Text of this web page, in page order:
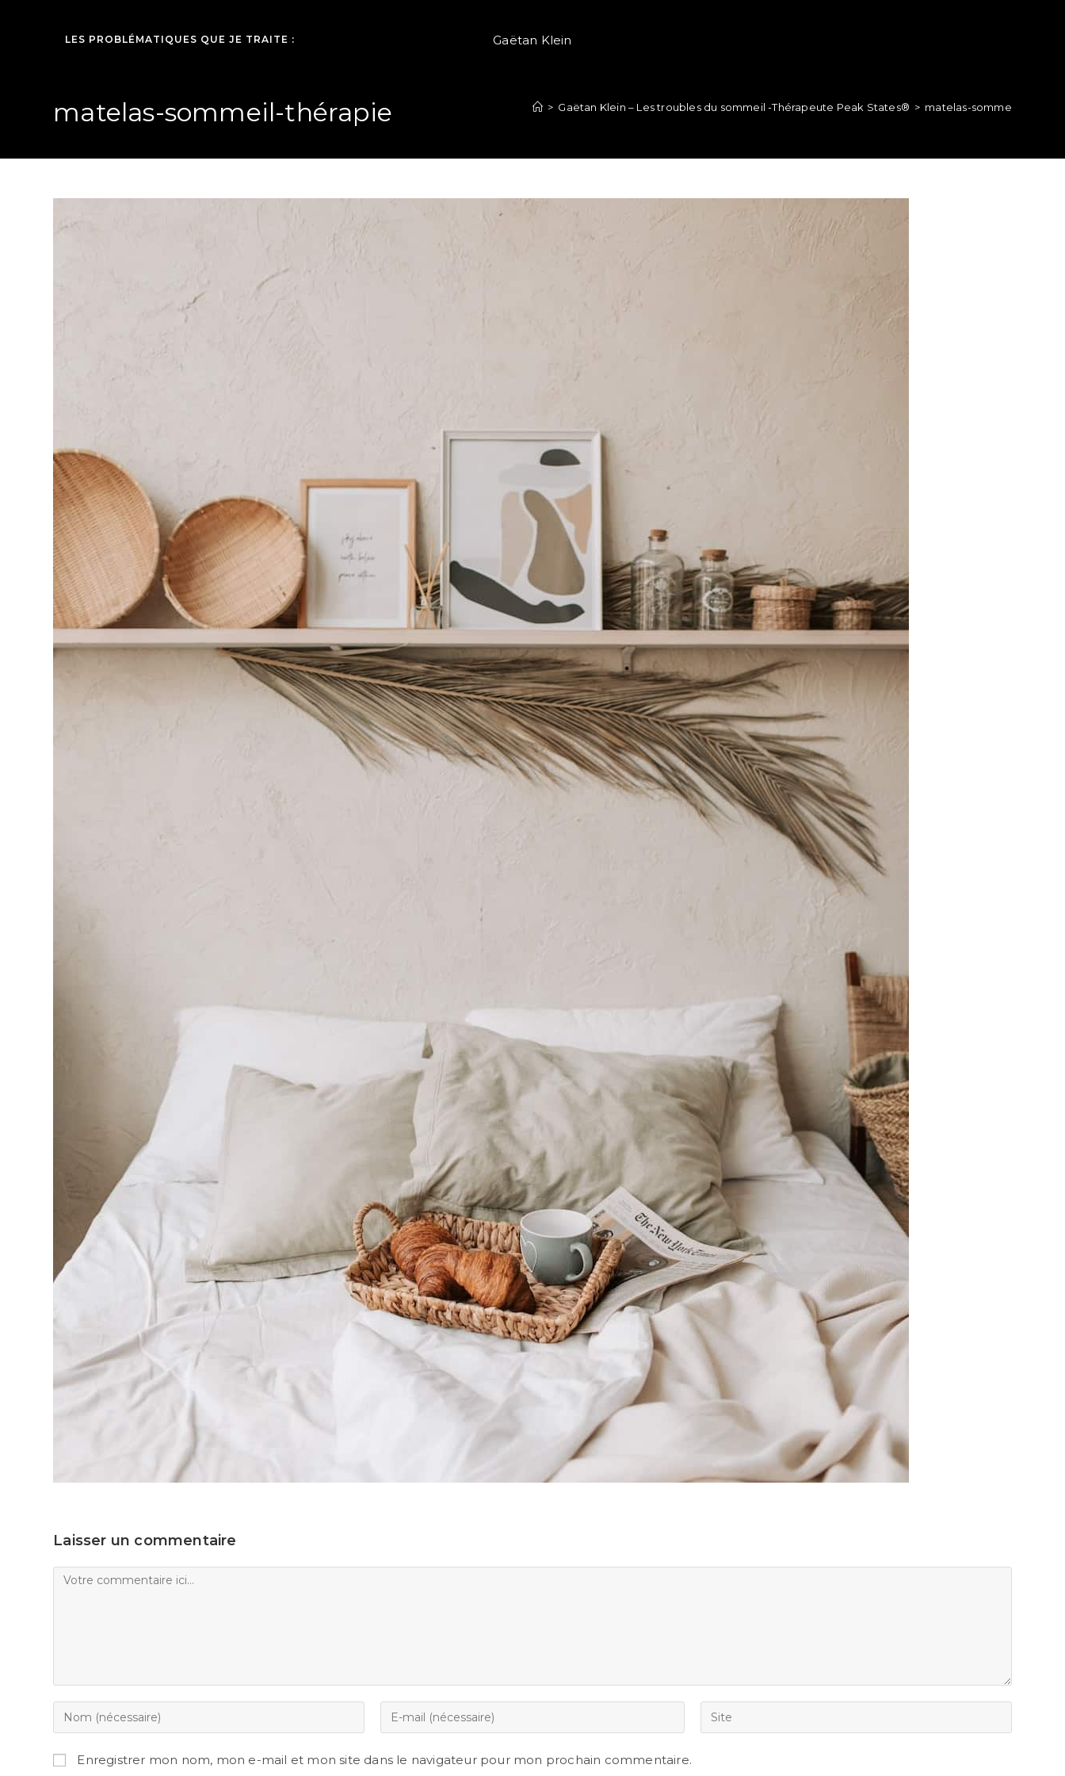
LES PROBLÉMATIQUES QUE JE TRAITE : Gaëtan Klein
matelas-sommeil-thérapie > Gaëtan Klein – Les troubles du sommeil -Thérapeute Peak States® > matelas-sommeil-
Laisser un commentaire
Enregistrer mon nom, mon e-mail et mon site dans le navigateur pour mon prochain commentaire.